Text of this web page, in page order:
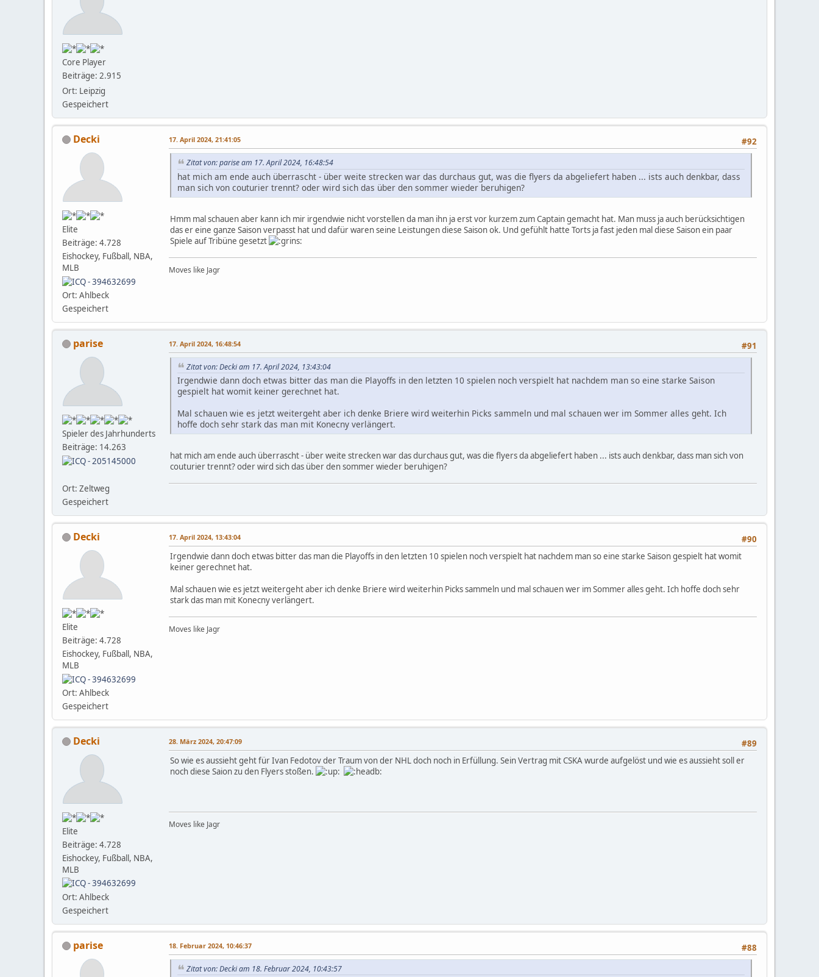
Core Player
Beiträge: 2.915
Ort: Leipzig
Gespeichert
Decki
Elite
Beiträge: 4.728
Eishockey, Fußball, NBA,
MLB
Ort: Ahlbeck
Gespeichert
#92
17. April 2024, 21:41:05
Zitat von: parise am 17. April 2024, 16:48:54
hat mich am ende auch überrascht - über weite strecken war das durchaus gut, was die flyers da abgeliefert haben ... ists auch denkbar, dass
man sich von couturier trennt? oder wird sich das über den sommer wieder beruhigen?
Hmm mal schauen aber kann ich mir irgendwie nicht vorstellen da man ihn ja erst vor kurzem zum Captain gemacht hat. Man muss ja auch berücksichtigen
das er eine ganze Saison verpasst hat und dafür waren seine Leistungen diese Saison ok. Und gefühlt hatte Torts ja fast jeden mal diese Saison ein paar
Spiele auf Tribüne gesetzt
Moves like Jagr
parise
Spieler des Jahrhunderts
Beiträge: 14.263
Ort: Zeltweg
Gespeichert
#91
17. April 2024, 16:48:54
Zitat von: Decki am 17. April 2024, 13:43:04
Irgendwie dann doch etwas bitter das man die Playoffs in den letzten 10 spielen noch verspielt hat nachdem man so eine starke Saison
gespielt hat womit keiner gerechnet hat.
Mal schauen wie es jetzt weitergeht aber ich denke Briere wird weiterhin Picks sammeln und mal schauen wer im Sommer alles geht. Ich
hoffe doch sehr stark das man mit Konecny verlängert.
hat mich am ende auch überrascht - über weite strecken war das durchaus gut, was die flyers da abgeliefert haben ... ists auch denkbar, dass man sich von
couturier trennt? oder wird sich das über den sommer wieder beruhigen?
Decki
Elite
Beiträge: 4.728
Eishockey, Fußball, NBA,
MLB
Ort: Ahlbeck
Gespeichert
#90
17. April 2024, 13:43:04
Irgendwie dann doch etwas bitter das man die Playoffs in den letzten 10 spielen noch verspielt hat nachdem man so eine starke Saison gespielt hat womit
keiner gerechnet hat.
Mal schauen wie es jetzt weitergeht aber ich denke Briere wird weiterhin Picks sammeln und mal schauen wer im Sommer alles geht. Ich hoffe doch sehr
stark das man mit Konecny verlängert.
Moves like Jagr
Decki
Elite
Beiträge: 4.728
Eishockey, Fußball, NBA,
MLB
Ort: Ahlbeck
Gespeichert
#89
28. März 2024, 20:47:09
So wie es aussieht geht für Ivan Fedotov der Traum von der NHL doch noch in Erfüllung. Sein Vertrag mit CSKA wurde aufgelöst und wie es aussieht soll er
noch diese Saion zu den Flyers stoßen.
Moves like Jagr
parise #88
18. Februar 2024, 10:46:37
Zitat von: Decki am 18. Februar 2024, 10:43:57